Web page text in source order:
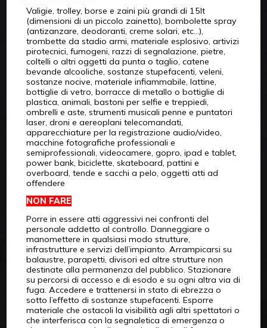
Valigie, trolley, borse e zaini più grandi di 15lt
(dimensioni di un piccolo zainetto), bombolette spray
(antizanzare, deodoranti, creme solari, etc…),
trombette da stadio armi, materiale esplosivo, artivizi
pirotecnici, fumogeni, razzi di segnalazione, pietre,
coltelli o altri oggetti da punta o taglio, catene
bevande alcooliche, sostanze stupefacenti, veleni,
sostanze nocive, materiale infiammabile, lattine,
bottiglie di vetro, borracce di metallo o bottiglie di
plastica, animali, bastoni per selfie e treppiedi,
ombrelli e aste, strumenti musicali penne e puntatori
laser, droni e aereoplani telecomandati,
apparecchiature per la registrazione audio/video,
macchine fotografiche professionali e
semiprofessionali, videocamere, gopro, ipad e tablet,
power bank, biciclette, skateboard, pattini e
overboard, tende e sacchi a pelo, oggetti atti ad
offendere
NON FARE
Porre in essere atti aggressivi nei confronti del
personale addetto al controllo. Danneggiare o
manomettere in qualsiasi modo strutture,
infrastrutture e servizi dell’impianto. Arrampicarsi su
balaustre, parapetti, divisori ed altre strutture non
destinate alla permanenza del pubblico. Stazionare
su percorsi di accesso e di esodo e su ogni altra via di
fuga. Accedere e trattenersi in stato di ebrezza o
sotto l’effetto di sostanze stupefacenti. Esporre
materiale che ostacoli la visibilità agli altri spettatori o
che interferisca con la segnaletica di emergenza o